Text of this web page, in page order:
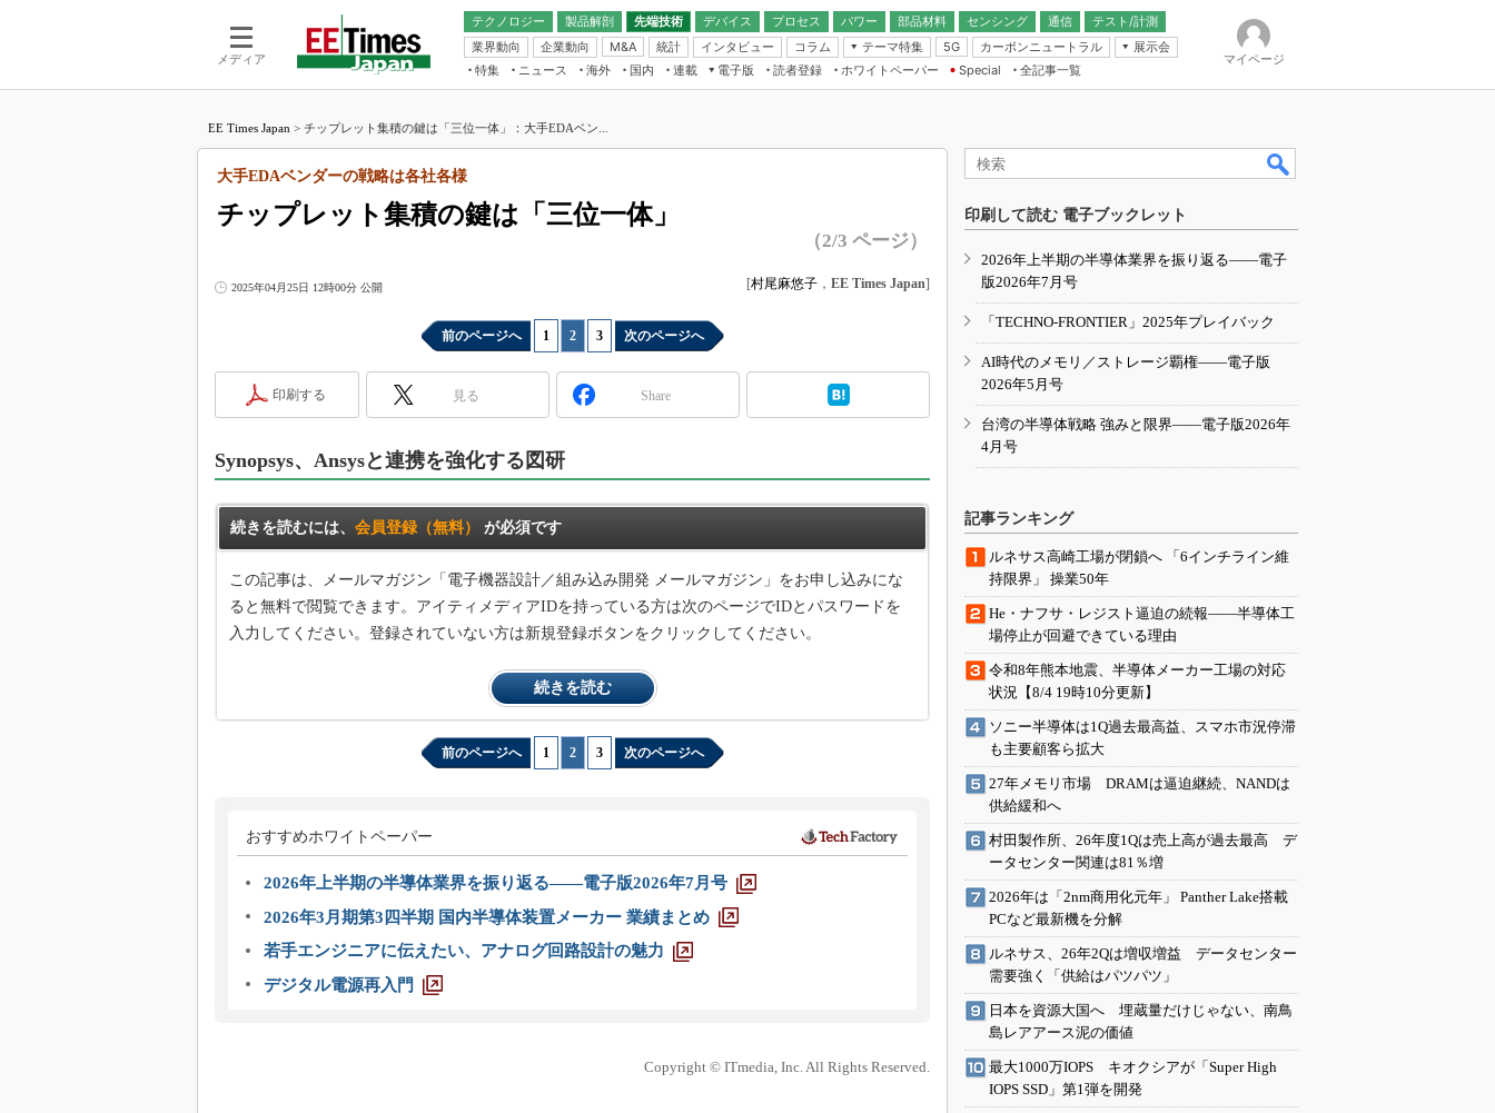
メディア
テクノロジー 製品解剖
先端技術
電池／エネルギー
デバイス
アナログ
マイコン
プロセス パワー 部品材料 センシング
通信
無線
テスト/計測
業界動向
企業動向 M&A 統計 インタビュー コラム
テーマ特集
フィジカルAI
読者調査（EE Times Research）
エレクトロニクス入門（EDN
5G カーボンニュートラル
展示会
IoT・エッジコンピューティング
EXPO
TECHNO-FRONTIER
人とくるま展
特集 ニュース 海外 国内
連載
福田昭のデバイス通信
湯之上隆のナノフォーカス
大山聡の業界スコープ
世界を「数字」で回してみよう
踊るバズワード ～Behind the
Buzzword
この10年で起こったこと、次の10年
製品分解で探るアジアの新トレンド
光伝送技術を知る
“異端児エンジニア”が仕掛けた社内
イノベーションは日本を救うのか
JASA発IoT通信
「英語に愛されないエンジニア」の
ための新行動論
電子版
電子ブックレット
読者登録 ホワイトペーパー
Special
全記事一覧
マイページ
EE Times Japan > チップレット集積の鍵は「三位一体」：大手EDAベン...
チップレット集積の鍵は「三位一体」
大手EDAベンダーの戦略は各社各様
（2/3 ページ）
2025年04月25日 12時00分 公開 [村尾麻悠子 ， EE Times Japan]
前のページへ 1 2 3 次のページへ
印刷する 見る Share
Synopsys、Ansysと連携を強化する図研
続きを読むには、 会員登録（無料） が必須です
この記事は、メールマガジン「電子機器設計／組み込み開発 メールマガジン」をお申し込みにな
ると無料で閲覧できます。アイティメディアIDを持っている方は次のページでIDとパスワードを
入力してください。登録されていない方は新規登録ボタンをクリックしてください。
続きを読む
前のページへ 1 2 3 次のページへ
おすすめホワイトペーパー
2026年上半期の半導体業界を振り返る――電子版2026年7月号
2026年3月期第3四半期 国内半導体装置メーカー 業績まとめ
若手エンジニアに伝えたい、アナログ回路設計の魅力
デジタル電源再入門
Copyright © ITmedia, Inc. All Rights Reserved.
印刷して読む 電子ブックレット
2026年上半期の半導体業界を振り返る――電子
版2026年7月号
「TECHNO-FRONTIER」2025年プレイバック
AI時代のメモリ／ストレージ覇権――電子版
2026年5月号
台湾の半導体戦略 強みと限界――電子版2026年
4月号
記事ランキング
ルネサス高崎工場が閉鎖へ 「6インチライン維
持限界」 操業50年
He・ナフサ・レジスト逼迫の続報――半導体工
場停止が回避できている理由
令和8年熊本地震、半導体メーカー工場の対応
状況【8/4 19時10分更新】
ソニー半導体は1Q過去最高益、スマホ市況停滞
も主要顧客ら拡大
27年メモリ市場 DRAMは逼迫継続、NANDは
供給緩和へ
村田製作所、26年度1Qは売上高が過去最高 デ
ータセンター関連は81％増
2026年は「2nm商用化元年」 Panther Lake搭載
PCなど最新機を分解
ルネサス、26年2Qは増収増益 データセンター
需要強く「供給はパツパツ」
日本を資源大国へ 埋蔵量だけじゃない、南鳥
島レアアース泥の価値
最大1000万IOPS キオクシアが「Super High
IOPS SSD」第1弾を開発